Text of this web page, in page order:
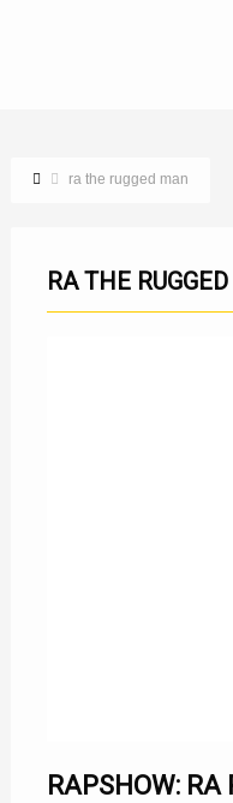
ra the rugged man
RA THE
RAPSHOW: RA